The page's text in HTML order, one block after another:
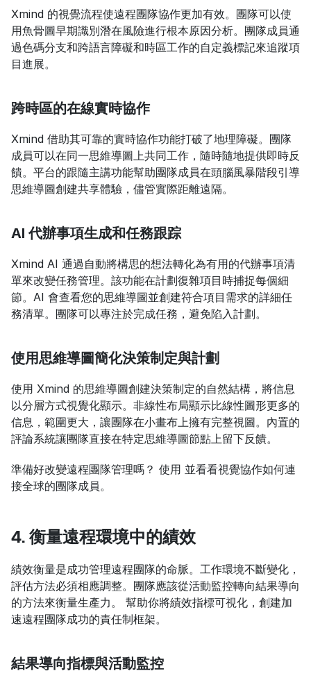
Xmind 的視覺流程使遠程團隊協作更加有效。團隊可以使
用魚骨圖早期識別潛在風險進行根本原因分析。團隊成員通
過色碼分支和跨語言障礙和時區工作的自定義標記來追蹤項
目進展。
跨時區的在線實時協作
Xmind 借助其可靠的實時協作功能打破了地理障礙。團隊
成員可以在同一思維導圖上共同工作，隨時隨地提供即時反
饋。平台的跟隨主講功能幫助團隊成員在頭腦風暴階段引導
思維導圖創建共享體驗，儘管實際距離遠隔。
AI 代辦事項生成和任務跟踪
Xmind AI 通過自動將構思的想法轉化為有用的代辦事項清
單來改變任務管理。該功能在計劃復雜項目時捕捉每個細
節。AI 會查看您的思維導圖並創建符合項目需求的詳細任
務清單。團隊可以專注於完成任務，避免陷入計劃。
使用思維導圖簡化決策制定與計劃
使用 Xmind 的思維導圖創建決策制定的自然結構，將信息
以分層方式視覺化顯示。非線性布局顯示比線性圖形更多的
信息，範圍更大，讓團隊在小畫布上擁有完整視圖。內置的
評論系統讓團隊直接在特定思維導圖節點上留下反饋。
準備好改變遠程團隊管理嗎？ 使用 並看看視覺協作如何連
接全球的團隊成員。
4. 衡量遠程環境中的績效
績效衡量是成功管理遠程團隊的命脈。工作環境不斷變化，
評估方法必須相應調整。團隊應該從活動監控轉向結果導向
的方法來衡量生產力。 幫助你將績效指標可視化，創建加
速遠程團隊成功的責任制框架。
結果導向指標與活動監控